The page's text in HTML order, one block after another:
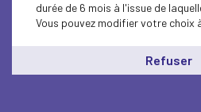
durée de 6 mois à l'issue de
Vous pouvez modifier votre
Refuser